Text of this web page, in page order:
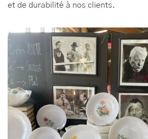
et de durabilité à nos clients.